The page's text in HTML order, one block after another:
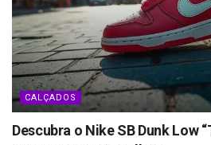
CALÇADOS
Descubra o Nike SB Dunk Low